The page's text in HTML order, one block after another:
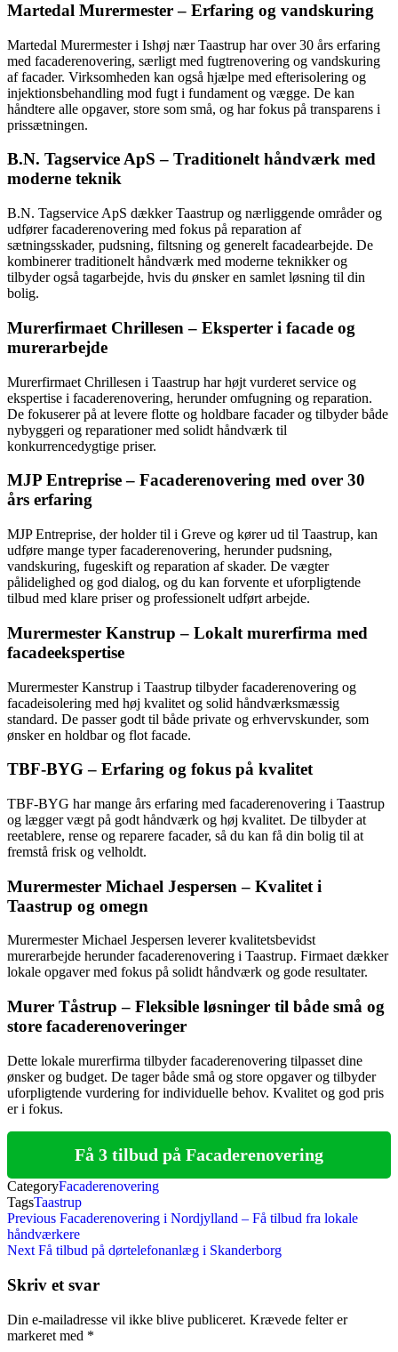
Martedal Murermester – Erfaring og vandskuring
Martedal Murermester i Ishøj nær Taastrup har over 30 års erfaring
med facaderenovering, særligt med fugtrenovering og vandskuring
af facader. Virksomheden kan også hjælpe med efterisolering og
injektionsbehandling mod fugt i fundament og vægge. De kan
håndtere alle opgaver, store som små, og har fokus på transparens i
prissætningen.
B.N. Tagservice ApS – Traditionelt håndværk med
moderne teknik
B.N. Tagservice ApS dækker Taastrup og nærliggende områder og
udfører facaderenovering med fokus på reparation af
sætningsskader, pudsning, filtsning og generelt facadearbejde. De
kombinerer traditionelt håndværk med moderne teknikker og
tilbyder også tagarbejde, hvis du ønsker en samlet løsning til din
bolig.
Murerfirmaet Chrillesen – Eksperter i facade og
murerarbejde
Murerfirmaet Chrillesen i Taastrup har højt vurderet service og
ekspertise i facaderenovering, herunder omfugning og reparation.
De fokuserer på at levere flotte og holdbare facader og tilbyder både
nybyggeri og reparationer med solidt håndværk til
konkurrencedygtige priser.
MJP Entreprise – Facaderenovering med over 30
års erfaring
MJP Entreprise, der holder til i Greve og kører ud til Taastrup, kan
udføre mange typer facaderenovering, herunder pudsning,
vandskuring, fugeskift og reparation af skader. De vægter
pålidelighed og god dialog, og du kan forvente et uforpligtende
tilbud med klare priser og professionelt udført arbejde.
Murermester Kanstrup – Lokalt murerfirma med
facadeekspertise
Murermester Kanstrup i Taastrup tilbyder facaderenovering og
facadeisolering med høj kvalitet og solid håndværksmæssig
standard. De passer godt til både private og erhvervskunder, som
ønsker en holdbar og flot facade.
TBF-BYG – Erfaring og fokus på kvalitet
TBF-BYG har mange års erfaring med facaderenovering i Taastrup
og lægger vægt på godt håndværk og høj kvalitet. De tilbyder at
reetablere, rense og reparere facader, så du kan få din bolig til at
fremstå frisk og velholdt.
Murermester Michael Jespersen – Kvalitet i
Taastrup og omegn
Murermester Michael Jespersen leverer kvalitetsbevidst
murerarbejde herunder facaderenovering i Taastrup. Firmaet dækker
lokale opgaver med fokus på solidt håndværk og gode resultater.
Murer Tåstrup – Fleksible løsninger til både små og
store facaderenoveringer
Dette lokale murerfirma tilbyder facaderenovering tilpasset dine
ønsker og budget. De tager både små og store opgaver og tilbyder
uforpligtende vurdering for individuelle behov. Kvalitet og god pris
er i fokus.
Få 3 tilbud på Facaderenovering
CategoryFacaderenovering
TagsTaastrup
Indlægsnavigation
Previous
Post
Previous Facaderenovering i Nordjylland – Få tilbud fra lokale
håndværkere
Next
Next Få tilbud på dørtelefonanlæg i Skanderborg
Skriv et svar
Din e-mailadresse vil ikke blive publiceret. Krævede felter er
markeret med *